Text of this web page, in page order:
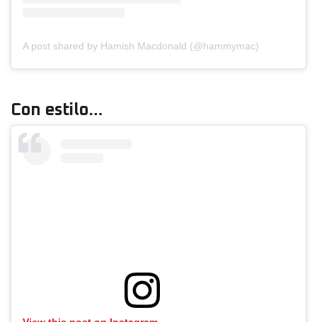
A post shared by Hamish Macdonald (@hammymac)
Con estilo…